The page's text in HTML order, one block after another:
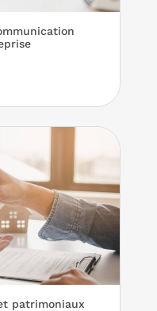
patrimoniaux